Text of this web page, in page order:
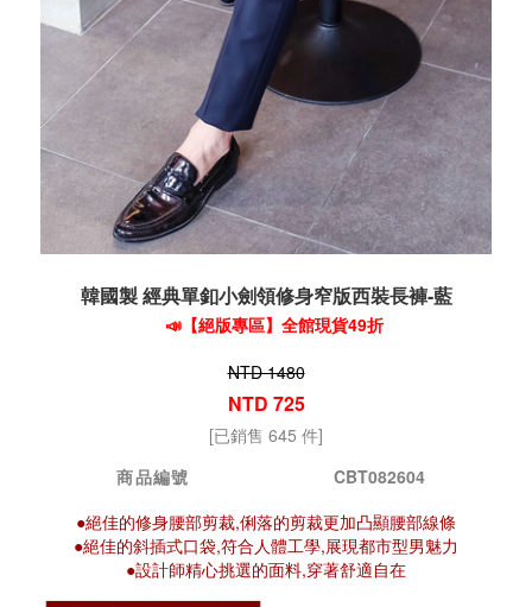
韓國製 經典單釦小劍領修身窄版西裝長褲-藍
📣【絕版專區】全館現貨49折
NTD 1480
NTD 725
[已銷售 645 件]
商品編號
CBT082604
●絕佳的修身腰部剪裁,俐落的剪裁更加凸顯腰部線條
●絕佳的斜插式口袋,符合人體工學,展現都市型男魅力
●設計師精心挑選的面料,穿著舒適自在